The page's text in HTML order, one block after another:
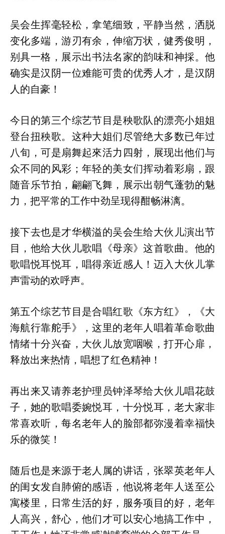
吴会生挥毫轻松，拿笔细致，平静当然，洒脱
变化多端，游刃有余，伸缩万状，健秀俊明，
别具一格，展示出书法名家的韵味和神採。他
确实是汉阴一位难能可贵的优秀人才，是汉阴
人的自豪！
今日的第三个综艺节目是秧歌队的漂亮小姐姐
登台扭秧歌。这种大姐们尽管绝大多数已年过
八旬，可是扇舞起來活力四射，展现出他们与
众不同的风彩；年轻的美女们挥动着彩扇，跟
随音乐节拍，翩翩飞舞，展示出朝气蓬勃的魅
力，把平常的工作中劲呈现得酣畅淋漓。
接下去也是才华横溢的吴会生给大伙儿演出节
目，他给大伙儿歌唱《母亲》这首歌曲。他的
歌唱悦耳悦耳，唱得亲近感人！迈入大伙儿掌
声雷动的欢呼声。
第五个综艺节目是合唱红歌《东方红》，《大
海航行靠舵手》，这里的老年人唱着革命歌曲
情绪十分兴奋，大伙儿放宽咽喉，打开心扉，
释放出来热情，唱想了红色精神！
再出来又请养老护理员钟泽琴给大伙儿唱花鼓
子，她的歌唱委婉悦耳，十分悦耳，老大家非
常喜欢听，每名老年人的脸部都弥漫着幸福快
乐的微笑！
随后也是来源于老人属的讲话，张翠英老年人
的闺女发自肺俯的感语，他说将老年人送至公
寓楼里，日常生活的好，服务项目的好，老年
人高兴，舒心，他们才可以安心地搞工作中，